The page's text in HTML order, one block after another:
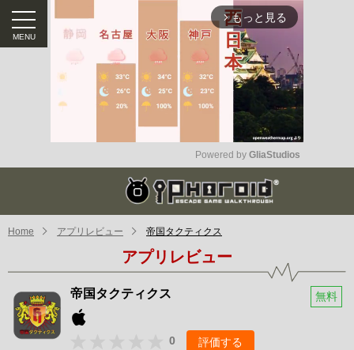
arrow_forward_ios もっと見る
Mute
Powered by GliaStudios
Home アプリレビュー 帝国タクティクス
アプリレビュー
帝国タクティクス 無料
0 評価する